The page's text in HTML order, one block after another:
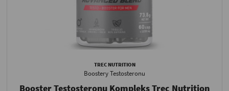
TREC NUTRITION
Boostery Testosteronu
Booster Testosteronu Kompleks Trec Nutrition